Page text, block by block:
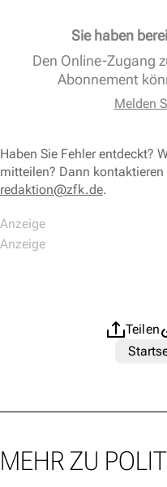
Sie haben
Den Online-Zugang
Abonnement
Melden
Haben Sie Fehler entdeckt?
mitteilen? Dann
redaktion@zfk.de.
Teilen
MEHR ZU